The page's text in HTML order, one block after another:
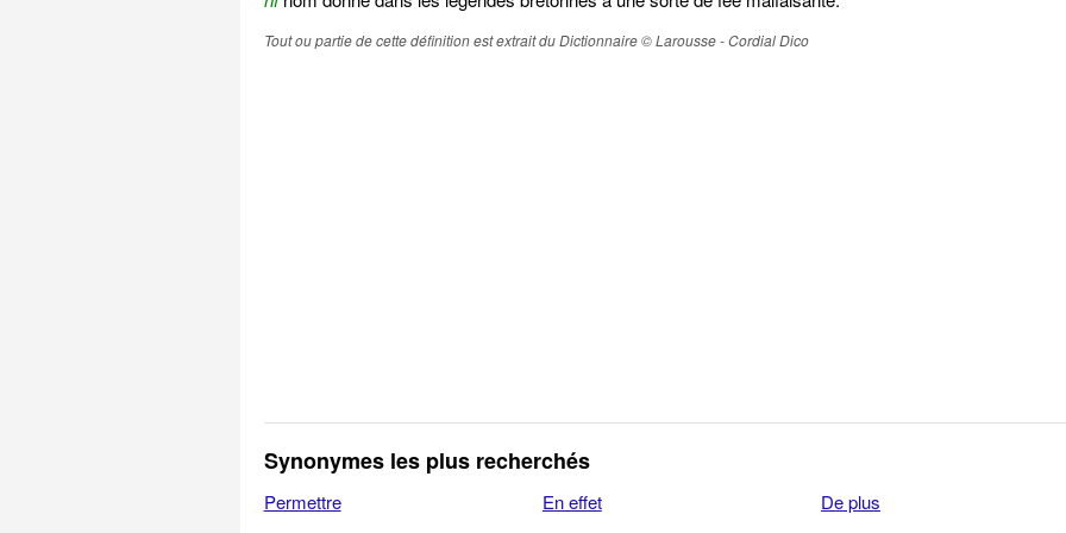
Tout ou partie de cette définition est extrait du Dictionnaire © Larousse - Cordial Dico
Synonymes les plus recherchés
Permettre En effet De plus